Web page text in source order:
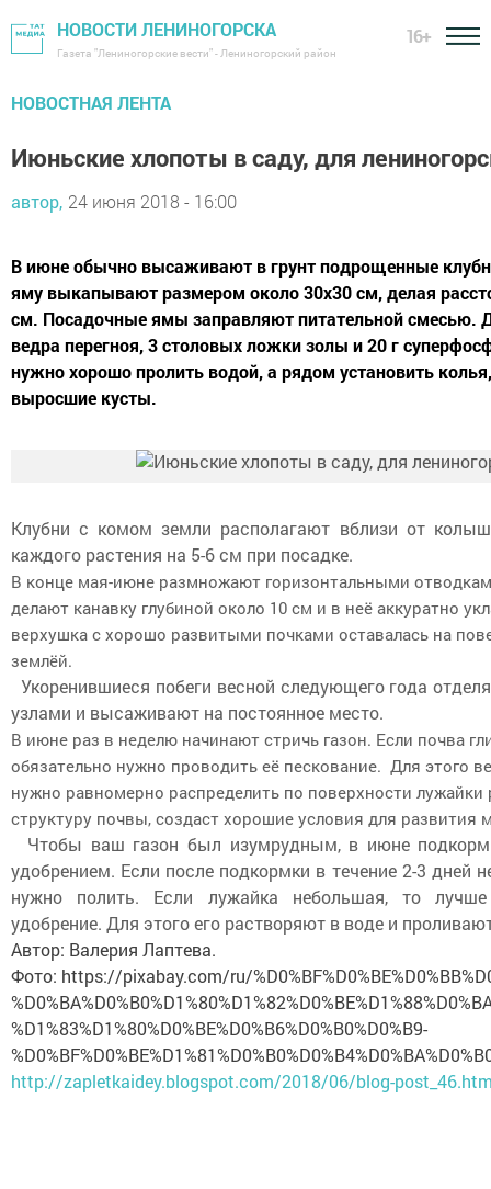
НОВОСТИ ЛЕНИНОГОРСКА
Газета "Лениногорские вести" - Лениногорский район
16+
НОВОСТНАЯ ЛЕНТА
Июньские хлопоты в саду, для
автор, 24 июня 2018 - 16:00
В июне обычно высаживают в грунт подрощенные
яму выкапывают размером около 30х30 см, делая
см. Посадочные ямы заправляют питательной смесью.
ведра перегноя, 3 столовых ложки золы и 20 г
нужно хорошо пролить водой, а рядом установить
выросшие кусты.
Клубни с комом земли располагают вблизи от
каждого растения на 5-6 см при посадке.
В конце мая-июне размножают горизонтальными
делают канавку глубиной около 10 см и в неё аккуратно
верхушка с хорошо развитыми почками оставалась на
землёй.
Укоренившиеся побеги весной следующего года
узлами и высаживают на постоянное место.
В июне раз в неделю начинают стричь газон. Если почва
обязательно нужно проводить её пескование. Для этого
нужно равномерно распределить по поверхности лужайки
структуру почвы, создаст хорошие условия для
Чтобы ваш газон был изумрудным, в июне
удобрением. Если после подкормки в течение 2-3 дней
нужно полить. Если лужайка небольшая, то
удобрение. Для этого его растворяют в воде и
Автор: Валерия Лаптева.
Фото: https://pixabay.com/ru/
%D1%83%D1%80%D0%BE%D0%B6%D0%B0%D0%B9-
http://zapletkaidey.blogspot.com/2018/06/blog-